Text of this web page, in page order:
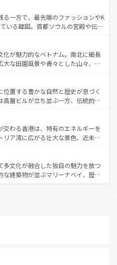
充実しており、サーフィンやダイ
ど、アウトドア好きにはたまらな
多彩な魅力を存分に味わいつくそ
である台湾東部など、都市の喧騒
しており、訪れる人に新しい発見と
る。また、奥深い台湾の食文化も魅
ーツなど、バラエティ豊かな料理
なお、新着の台湾情報は コンテンツ一覧を参
る一方で、最先端のファッションやK
いる韓国。首都ソウルの宮殿や伝統
四季折々の自然美を楽しむことが
チや焼肉、絶品のストリートフード
料理が待っている。夜には、韓国な
韓国の多彩な魅力を心ゆくまで味
わってみてほしい。 なお、新着の韓国情報はコンテンツ一
化が魅力的なベトナム。南北に細長
大な田園風景や青々とした山々、世
息づく。ハノイの古い町並みやホ
統治時代の建物も、独特の雰囲気を
、バラエティの豊かさとおいしさで
ー、ベトナムコーヒーなどは、ぜ
どの地域を訪れてもあたたかい人々
るので、きっと忘れられない旅にな
位置する豊かな自然と歴史が息づく
高層ビルが立ち並ぶ一方、伝統的な
北部ではチェンマイなどの山岳地
南部ではプーケットやクラビの美し
分を楽しむことができる。タイ料理
暖で、どの季節にも異なる楽しみ
やすいタイの人々、仏教を中心とし
観光資源が、訪れる旅人を魅了し続
交わる香港は、特有のエネルギーを
リア湾に広がる壮大な景色、近未来
するはず。観光スポットが密集し
ころを回れるのも魅力。息をのむよ
体験まで、香港を存分に楽しみ尽く
多文化が融合した独自の魅力を放つ
な建築物が並ぶマリーナベイ、歴史
風情を楽しめる外せないスポット